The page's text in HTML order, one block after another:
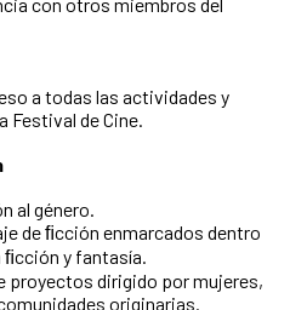
a todas las actividades y
Festival de Cine.
al género.
de ﬁcción enmarcados dentro
y fantasía.
proyectos dirigido por mujeres,
originarias.